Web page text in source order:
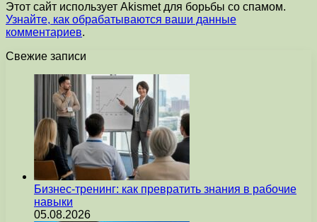
Этот сайт использует Akismet для борьбы со спамом.
Узнайте, как обрабатываются ваши данные
комментариев.
Свежие записи
Бизнес-тренинг: как превратить знания в рабочие
навыки
05.08.2026